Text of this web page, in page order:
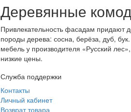
Деревянные
Привлекательность фасадам придают
породы дерева: сосна, берёза, дуб,
мебель у производителя «Русский
низкие цены.
Служба поддержки
Контакты
Личный кабинет
Возврат товара